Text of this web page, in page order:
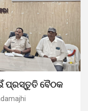
ପ୍ରସ୍ତୁତି ବୈଠକ